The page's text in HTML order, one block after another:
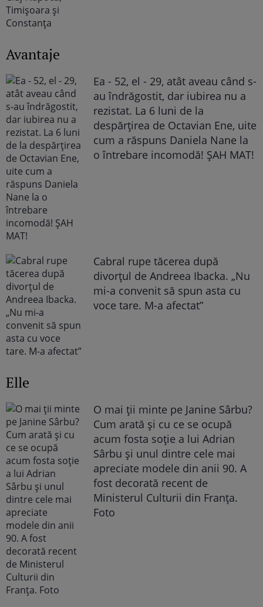
Avantaje
Ea - 52, el - 29, atât aveau când s-
au îndrăgostit, dar iubirea nu a
rezistat. La 6 luni de la
despărțirea de Octavian Ene, uite
cum a răspuns Daniela Nane la
o întrebare incomodă! ȘAH MAT!
Cabral rupe tăcerea după
divorțul de Andreea Ibacka. „Nu
mi-a convenit să spun asta cu
voce tare. M-a afectat”
Elle
O mai ții minte pe Janine Sârbu?
Cum arată și cu ce se ocupă
acum fosta soție a lui Adrian
Sârbu și unul dintre cele mai
apreciate modele din anii 90. A
fost decorată recent de
Ministerul Culturii din Franța.
Foto